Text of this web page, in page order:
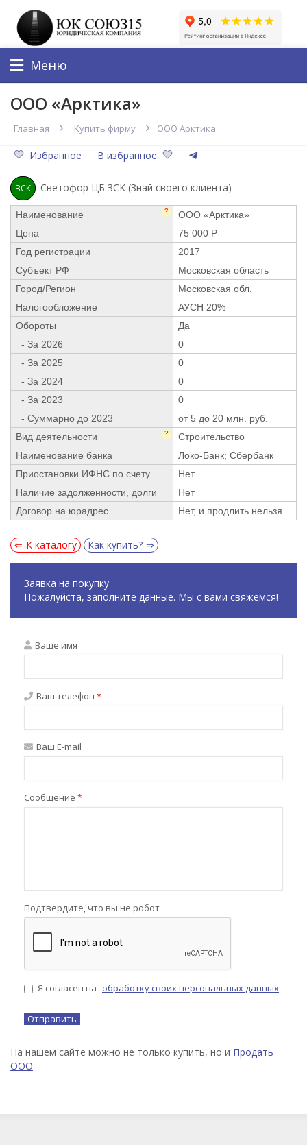
Меню
ООО «Арктика»
Главная Купить фирму ООО Арктика
Избранное В избранное
ЗСК Светофор ЦБ ЗСК (Знай своего клиента)
Наименование ?
ООО «Арктика»
Цена
75 000 Р
Год регистрации
2017
Субъект РФ
Московская область
Город/Регион
Московская обл.
Налогообложение
АУСН 20%
Обороты
Да
- За 2026
0
- За 2025
0
- За 2024
0
- За 2023
0
- Суммарно до 2023
от 5 до 20 млн. руб.
Вид деятельности
?
Строительство
Наименование банка
Локо-Банк; Сбербанк
Приостановки ИФНС по счету
Нет
Наличие задолженности, долги
Нет
Договор на юрадрес
Нет, и продлить нельзя
К каталогу Как купить?
Заявка на покупку
Пожалуйста, заполните данные. Мы с вами свяжемся!
Ваше имя
Ваш телефон *
Ваш E-mail
Сообщение *
Подтвердите, что вы не робот
Я согласен на обработку своих персональных данных
На нашем сайте можно не только купить, но и Продать
ООО